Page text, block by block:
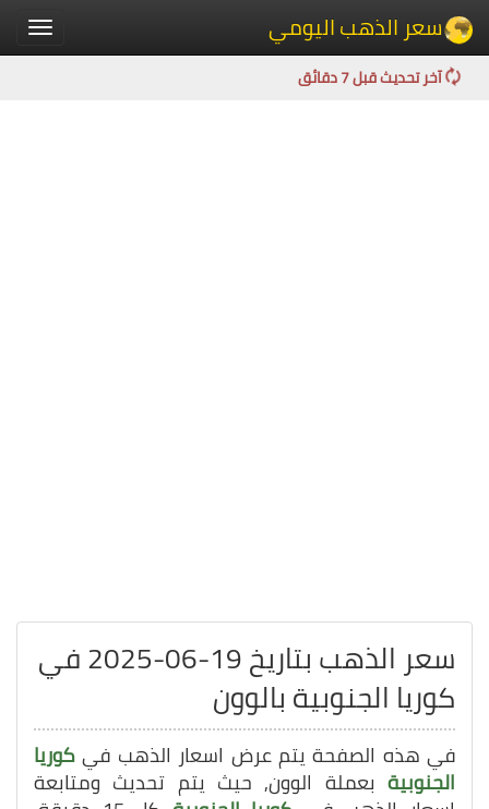
Toggle سعر الذهب اليومي
آخر تحديث قبل 7 دقائق
سعر الذهب بتاريخ 19-06-2025 في
كوريا الجنوبية بالوون
في هذه الصفحة يتم عرض اسعار الذهب فيكوريا
الجنوبية بعملة الوون, حيث يتم تحديث ومتابعة